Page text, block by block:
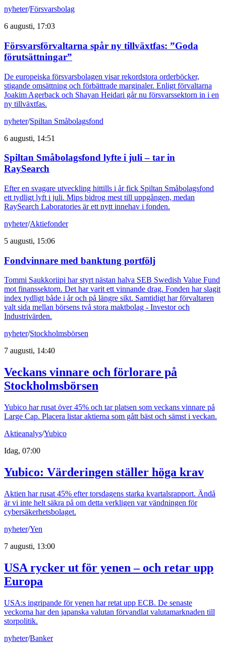
nyheter/Försvarsbolag
6 augusti, 17:03
Försvarsförvaltarna spår ny tillväxtfas: ”Goda
förutsättningar”
De europeiska försvarsbolagen visar rekordstora orderböcker,
stigande omsättning och förbättrade marginaler. Enligt förvaltarna
Joakim Agerback och Shayan Heidari går nu försvarssektorn in i en
ny tillväxtfas.
nyheter/Spiltan Småbolagsfond
6 augusti, 14:51
Spiltan Småbolagsfond lyfte i juli – tar in
RaySearch
Efter en svagare utveckling hittills i år fick Spiltan Småbolagsfond
ett tydligt lyft i juli. Mips bidrog mest till uppgången, medan
RaySearch Laboratories är ett nytt innehav i fonden.
nyheter/Aktiefonder
5 augusti, 15:06
Fondvinnare med banktung portfölj
Tommi Saukkoriipi har styrt nästan halva SEB Swedish Value Fund
mot finanssektorn. Det har varit ett vinnande drag. Fonden har slagit
index tydligt både i år och på längre sikt. Samtidigt har förvaltaren
valt sida mellan börsens två stora maktbolag - Investor och
Industrivärden.
nyheter/Stockholmsbörsen
7 augusti, 14:40
Veckans vinnare och förlorare på
Stockholmsbörsen
Yubico har rusat över 45% och tar platsen som veckans vinnare på
Large Cap. Placera listar aktierna som gått bäst och sämst i veckan.
Aktieanalys/Yubico
Idag, 07:00
Yubico: Värderingen ställer höga krav
Aktien har rusat 45% efter torsdagens starka kvartalsrapport. Ändå
är vi inte helt säkra på om detta verkligen var vändningen för
cybersäkerhetsbolaget.
nyheter/Yen
7 augusti, 13:00
USA rycker ut för yenen – och retar upp
Europa
USA:s ingripande för yenen har retat upp ECB. De senaste
veckorna har den japanska valutan förvandlat valutamarknaden till
storpolitik.
nyheter/Banker